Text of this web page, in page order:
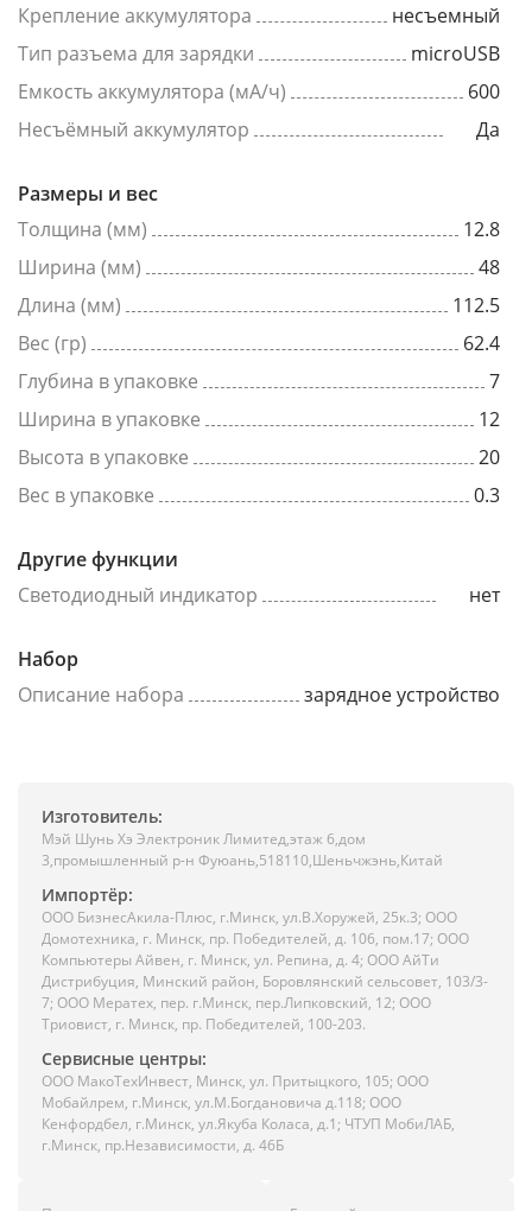
Крепление аккумулятора
несъемный
Тип разъема для зарядки
microUSB
Емкость аккумулятора (мА/ч)
600
Несъёмный аккумулятор
Да
Размеры и вес
Толщина (мм)
12.8
Ширина (мм)
48
Длина (мм)
112.5
Вес (гр)
62.4
Глубина в упаковке
7
Ширина в упаковке
12
Высота в упаковке
20
Вес в упаковке
0.3
Другие функции
Светодиодный индикатор
нет
Набор
Описание набора
зарядное устройство
Изготовитель:
Мэй Шунь Хэ Электроник Лимитед,этаж 6,дом
3,промышленный р-н Фуюань,518110,Шеньчжэнь,Китай
Импортёр:
ООО БизнесАкила-Плюc, г.Минск, ул.В.Хоружей, 25к.3; ООО
Домотехника, г. Минск, пр. Победителей, д. 106, пом.17; ООО
Компьютеры Айвен, г. Минск, ул. Репина, д. 4; ООО АйТи
Дистрибуция, Минский район, Боровлянский сельсовет, 103/3-
7; ООО Мератех, пер. г.Минск, пер.Липковский, 12; ООО
Триовист, г. Минск, пр. Победителей, 100-203.
Сервисные центры:
ООО МакоТехИнвест, Минск, ул. Притыцкого, 105; ООО
Мобайлрем, г.Минск, ул.М.Богдановича д.118; ООО
Кенфордбел, г.Минск, ул.Якуба Коласа, д.1; ЧТУП МобиЛАБ,
г.Минск, пр.Независимости, д. 46Б